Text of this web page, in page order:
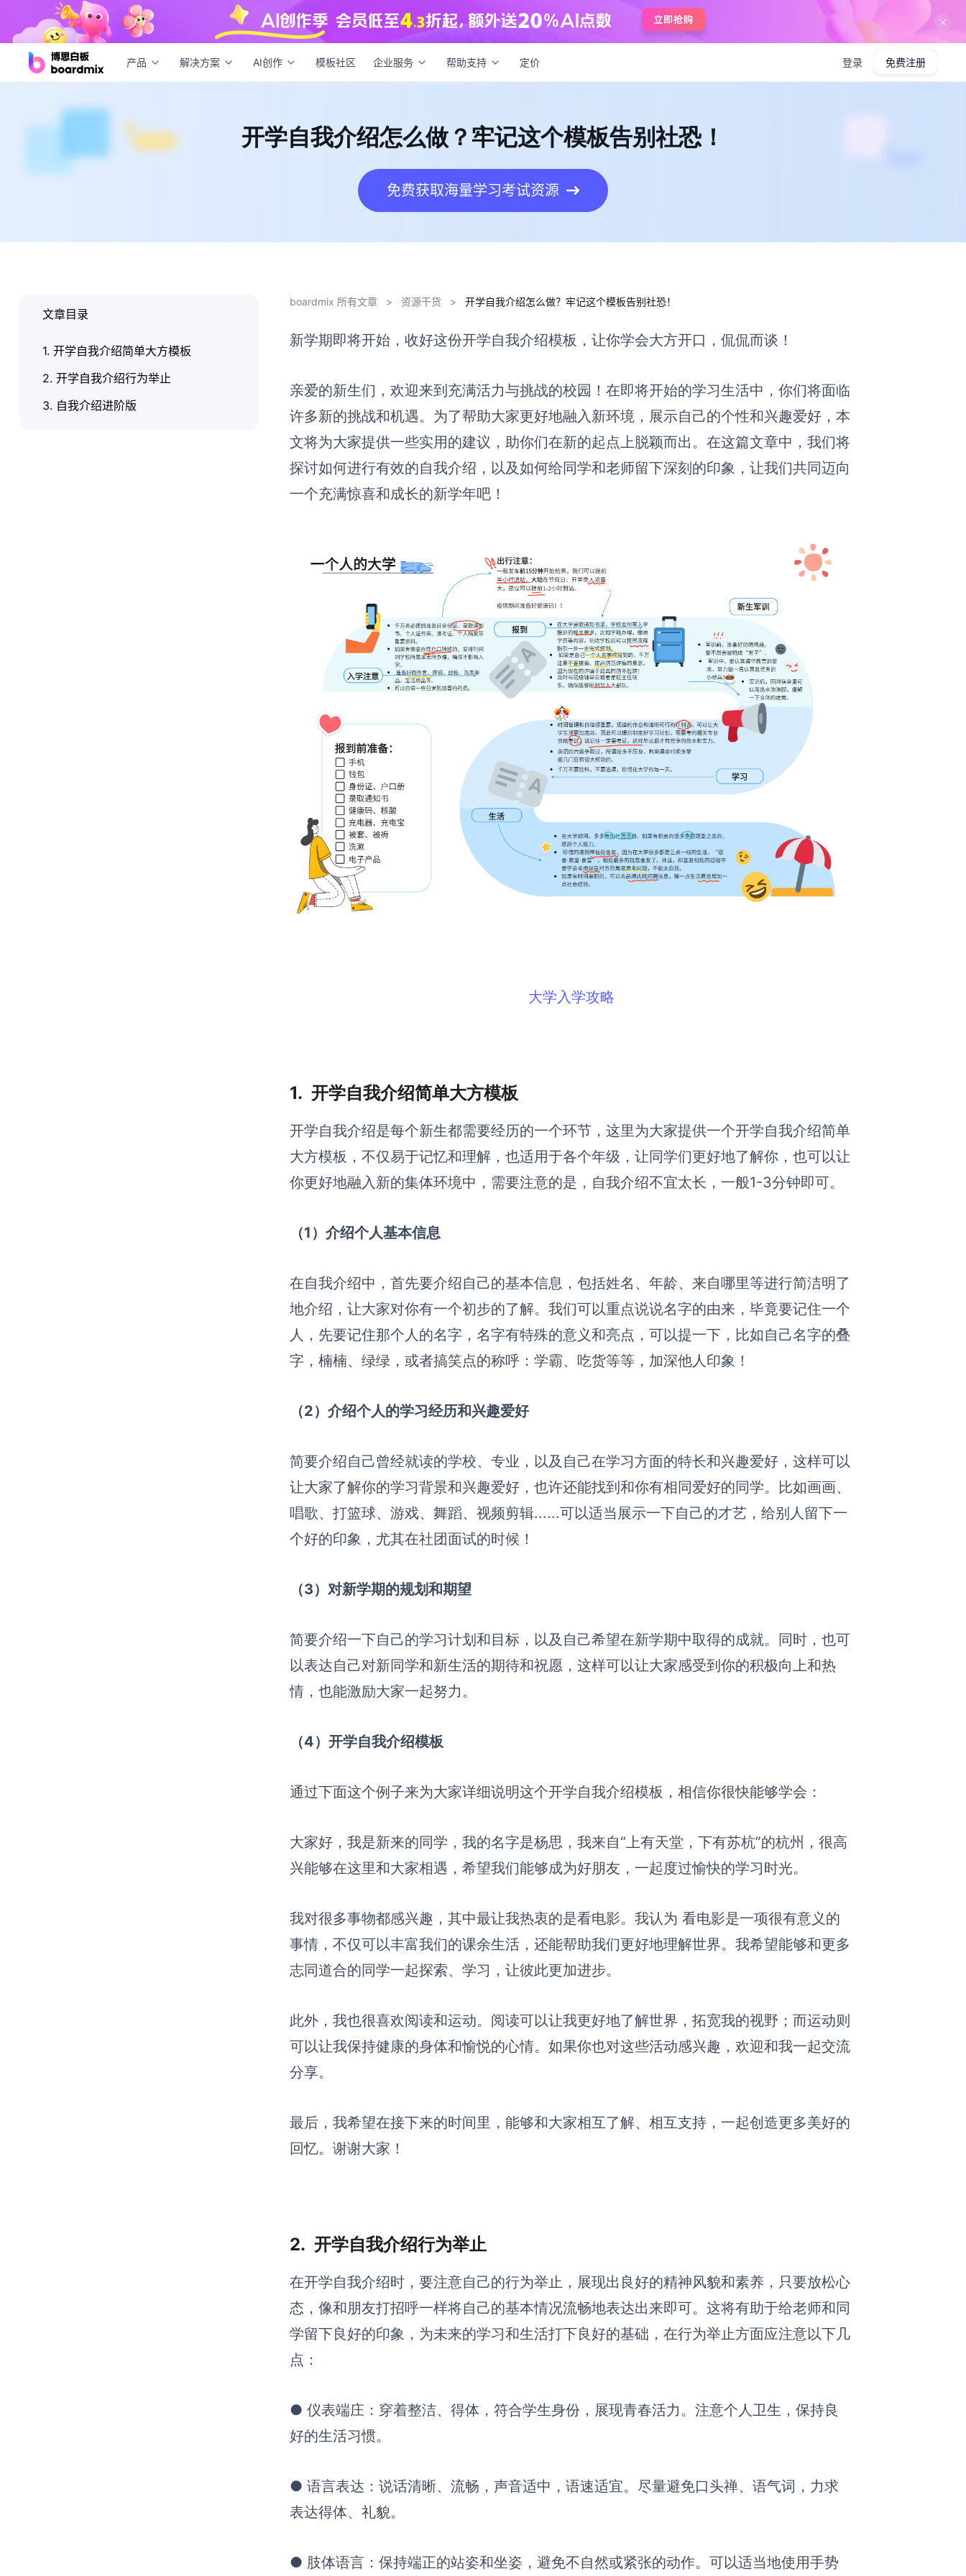
产品 解决方案 AI创作 模板社区 企业服务 帮助支持 定价 登录 免费注册
开学自我介绍怎么做？牢记这个模板告别社恐！
开学自我介绍怎么做？牢记这个模板告别社恐！
免费获取海量学习考试资源
boardmix 所有文章 > 资源干货 > 开学自我介绍怎么做？牢记这个模板告别社恐！
新学期即将开始，收好这份开学自我介绍模板，让你学会大方开口，侃侃而谈！
亲爱的新生们，欢迎来到充满活力与挑战的校园！在即将开始的学习生活中，你们将面临
许多新的挑战和机遇。为了帮助大家更好地融入新环境，展示自己的个性和兴趣爱好，本
文将为大家提供一些实用的建议，助你们在新的起点上脱颖而出。在这篇文章中，我们将
探讨如何进行有效的自我介绍，以及如何给同学和老师留下深刻的印象 ，让我们共同迈向
一个充满惊喜和成长的新学年吧！
大学入学攻略
1. 开学自我介绍简单大方模板
开学自我介绍是每个新生都需要经历的一个环节，这里为大家提供一个开学自我介绍简单
大方模板，不仅易于记忆和理解，也适用于各个年级，让同学们更好地了解你，也可以让
你更好地融入新的集体环境中 ，需要注意的是，自我介绍不宜太长，一般1-3分钟即可。
（1）介绍个人基本信息
在自我介绍中，首先要介绍自己的基本信息，包括姓名、年龄、来自哪里等进行简洁明了
地介绍，让大家对你有一个初步的了解。我们可以重点说说名字的由来，毕竟要记住一个
人，先要记住那个人的名字，名字有特殊的意义和亮点，可以提一下，比如自己名字的叠
字，楠楠、绿绿，或者搞笑点的称呼：学霸、吃货等等，加深他人印象！
（2）介绍个人的学习经历和兴趣爱好
简要介绍自己曾经就读的学校、专业，以及自己在学习方面的特长和兴趣爱好 ，这样可以
让大家了解你的学习背景和兴趣爱好，也许还能找到和你有相同爱好的同学。比如画画、
唱歌、打篮球、游戏、舞蹈、视频剪辑......可以适当展示一下自己的才艺，给别人留下一
个好的印象，尤其在社团面试的时候！
（3）对新学期的规划和期望
简要介绍一下自己的学习计划和目标，以及自己希望在新学期中取得的成就。同时，也可
以表达自己对新同学和新生活的期待和祝愿 ，这样可以让大家感受到你的积极向上和热
情，也能激励大家一起努力。
（4）开学自我介绍模板
通过下面这个例子来为大家详细说明这个开学自我介绍模板，相信你很快能够学会：
大家好，我是新来的同学，我的名字是杨思 ，我来自“上有天堂 ，下有苏杭”的杭州，很高
兴能够在这里和大家相遇，希望我们能够成为好朋友，一起度过愉快的学习时光。
我对很多事物都感兴趣，其中最让我热衷的是看电影。我认为看电影是一项很有意义的
事情 ，不仅可以丰富我们的课余生活，还能帮助我们更好地理解世界。我希望能够和更多
志同道合的同学一起探索、学习，让彼此更加进步。
此外，我也很喜欢阅读和运动。阅读可以让我更好地了解世界，拓宽我的视野；而运动则
可以让我保持健康的身体和愉悦的心情。如果你也对这些活动感兴趣，欢迎和我一起交流
分享。
最后，我希望在接下来的时间里，能够和大家相互了解、相互支持，一起创造更多美好的
回忆。谢谢大家！
2. 开学自我介绍行为举止
在开学自我介绍时，要注意自己的行为举止，展现出良好的精神风貌和素养 ，只要放松心
态，像和朋友打招呼一样将自己的基本情况流畅地表达出来即可。这将有助于给老师和同
学留下良好的印象，为未来的学习和生活打下良好的基础，在行为举止方面应注意以下几
点：
●仪表端庄 ：穿着整洁、得体，符合学生身份，展现青春活力。注意个人卫生，保持良
好的生活习惯。
●语言表达 ：说话清晰、流畅，声音适中，语速适宜。尽量避免口头禅、语气词，力求
表达得体、礼貌。
● 肢体语言 ：保持端正的站姿和坐姿，避免不自然或紧张的动作。可以适当地使用手势
文章目录
1. 开学自我介绍简单大方模板
2. 开学自我介绍行为举止
3. 自我介绍进阶版